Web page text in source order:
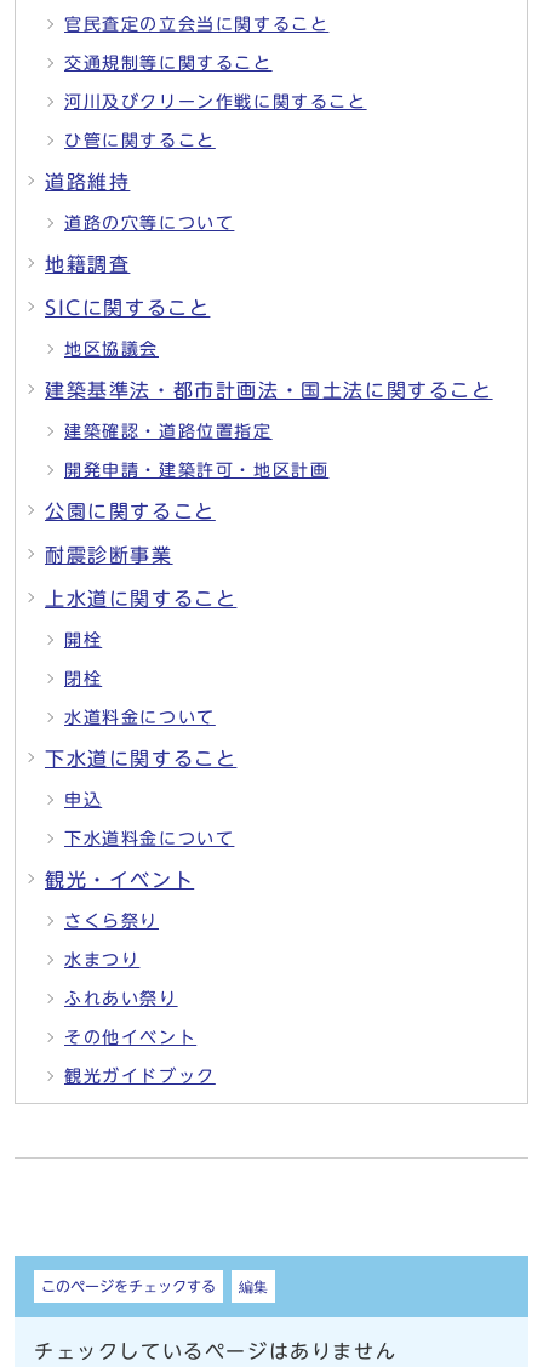
官民査定の立会当に関すること
交通規制等に関すること
河川及びクリーン作戦に関すること
ひ管に関すること
道路維持
道路の穴等について
地籍調査
SICに関すること
地区協議会
建築基準法・都市計画法・国土法に関すること
建築確認・道路位置指定
開発申請・建築許可・地区計画
公園に関すること
耐震診断事業
上水道に関すること
開栓
閉栓
水道料金について
下水道に関すること
申込
下水道料金について
観光・イベント
さくら祭り
水まつり
ふれあい祭り
その他イベント
観光ガイドブック
しおり
このページをチェックする 編集
チェックしているページはありません